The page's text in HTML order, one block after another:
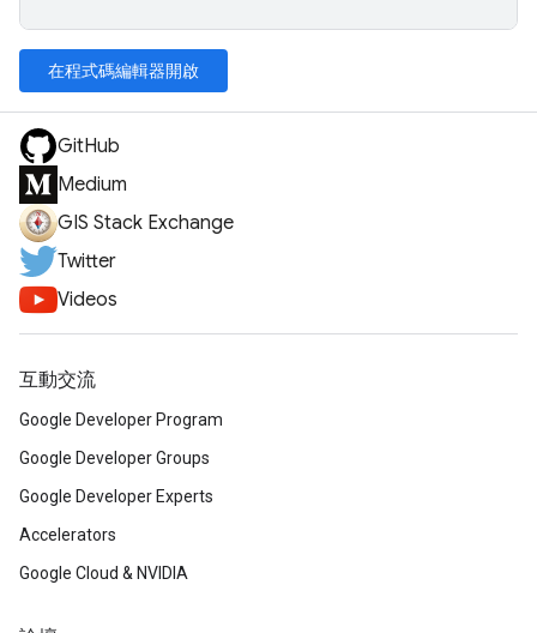
在程式碼編輯器開啟
GitHub
Medium
GIS Stack Exchange
Twitter
Videos
互動交流
Google Developer Program
Google Developer Groups
Google Developer Experts
Accelerators
Google Cloud & NVIDIA